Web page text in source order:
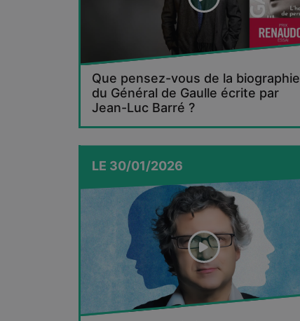
Que pensez-vous de la biographie
du Général de Gaulle écrite par
Jean-Luc Barré ?
LE 30/01/2026